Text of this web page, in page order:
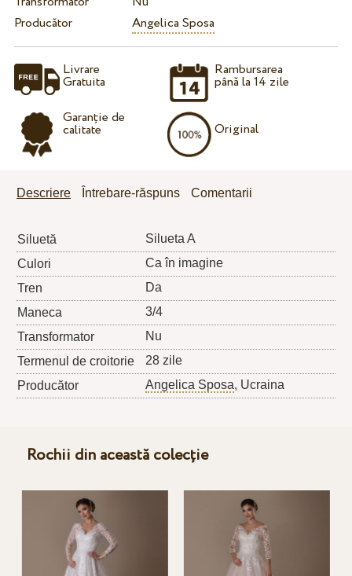
Producător
Angelica Sposa
Livrare
Gratuita
Garanție de
calitate
Rambursarea
până la 14 zile
Original
Descriere Întrebare-răspuns Comentarii
Siluetă
Silueta A
Culori
Ca în imagine
Tren
Da
Maneca
3/4
Transformator
Nu
Termenul de croitorie
28 zile
Producător
Angelica Sposa, Ucraina
Rochii din această colecție